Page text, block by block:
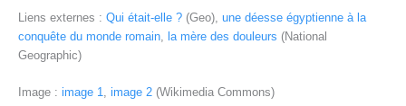
Liens externes : Qui était-elle ? (Geo), une déesse égyptienne à la
conquête du monde romain
la mère des douleurs (National
Geographic)
Image : image 1, image 2 (Wikimedia Commons)